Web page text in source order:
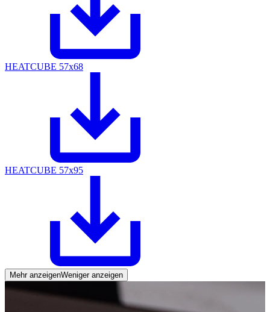
HEATCUBE 57x68
HEATCUBE 57x95
Mehr anzeigenWeniger anzeigen